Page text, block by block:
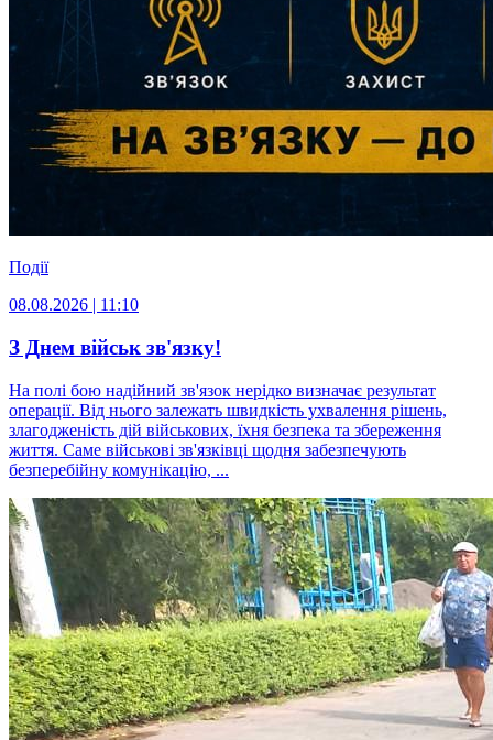
Події
08.08.2026 | 11:10
З Днем військ зв'язку!
На полі бою надійний зв'язок нерідко визначає результат
операції. Від нього залежать швидкість ухвалення рішень,
злагодженість дій військових, їхня безпека та збереження
життя. Саме військові зв'язківці щодня забезпечують
безперебійну комунікацію, ...